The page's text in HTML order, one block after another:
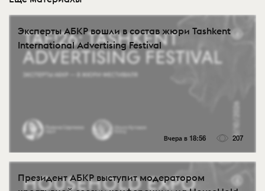
Эксперты АБКР вошли в состав жюри Tashkent
International Advertising Festival
Вчера в 18:56 207
Президент АБКР выступит модератором